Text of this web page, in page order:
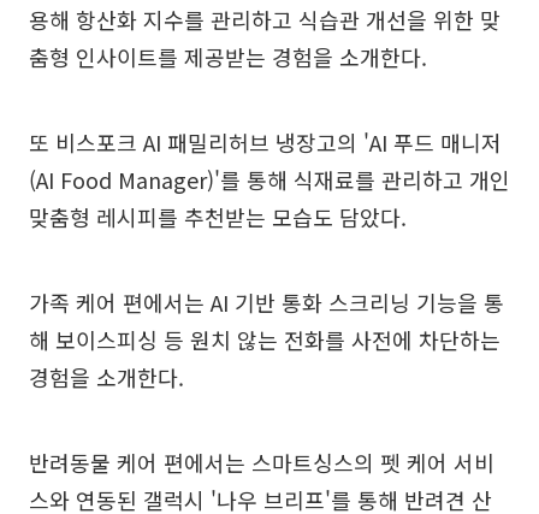
용해 항산화 지수를 관리하고 식습관 개선을 위한 맞
춤형 인사이트를 제공받는 경험을 소개한다.
또 비스포크 AI 패밀리허브 냉장고의 'AI 푸드 매니저
(AI Food Manager)'를 통해 식재료를 관리하고 개인
맞춤형 레시피를 추천받는 모습도 담았다.
가족 케어 편에서는 AI 기반 통화 스크리닝 기능을 통
해 보이스피싱 등 원치 않는 전화를 사전에 차단하는
경험을 소개한다.
반려동물 케어 편에서는 스마트싱스의 펫 케어 서비
스와 연동된 갤럭시 '나우 브리프'를 통해 반려견 산